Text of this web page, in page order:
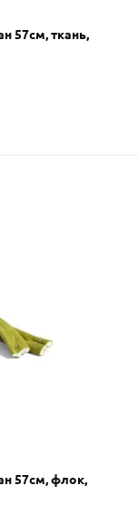
57см, ткань,
57см, флок,